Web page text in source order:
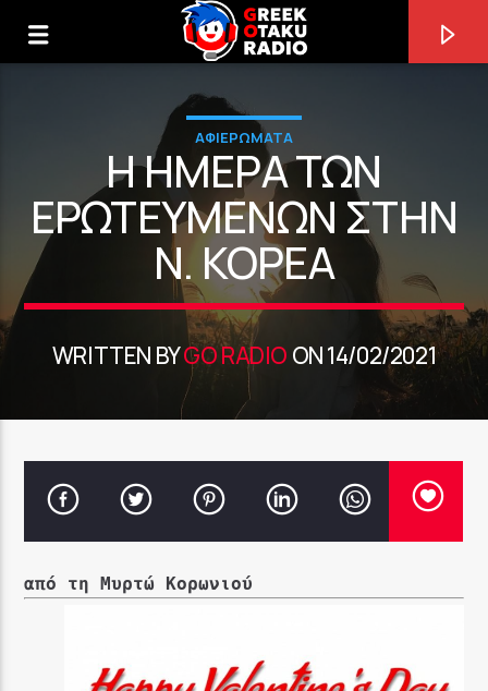
0:00
ΑΦΙΕΡΩΜΑΤΑ
Η ΗΜΈΡΑ ΤΩΝ
ΕΡΩΤΕΥΜΈΝΩΝ ΣΤΗΝ
Ν. ΚΟΡΈΑ
WRITTEN BYGO RADIO ON 14/02/2021
από τη Μυρτώ Κορωνιού